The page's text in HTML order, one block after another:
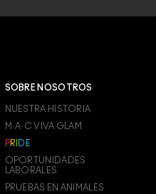
SOBRE NOSOTROS
NUESTRA HISTORIA
M·A·C VIVA GLAM
PR D E
OPORTUNIDADES
LABORALES
PRUEBAS EN ANIMALES